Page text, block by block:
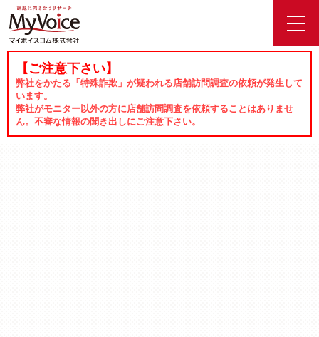
【ご注意下さい】
弊社をかたる「特殊詐欺」が疑われる店舗訪問調査の依頼が発生して
います。
弊社がモニター以外の方に店舗訪問調査を依頼することはありませ
ん。不審な情報の聞き出しにご注意下さい。